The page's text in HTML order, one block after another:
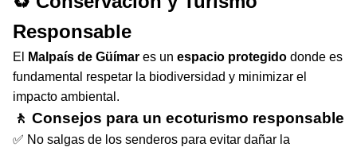
Responsable
El Malpaís de Güímar es un espacio protegido donde es
fundamental respetar la biodiversidad y minimizar el
impacto ambiental.
🚶 Consejos para un ecoturismo responsable
✅ No salgas de los senderos para evitar dañar la